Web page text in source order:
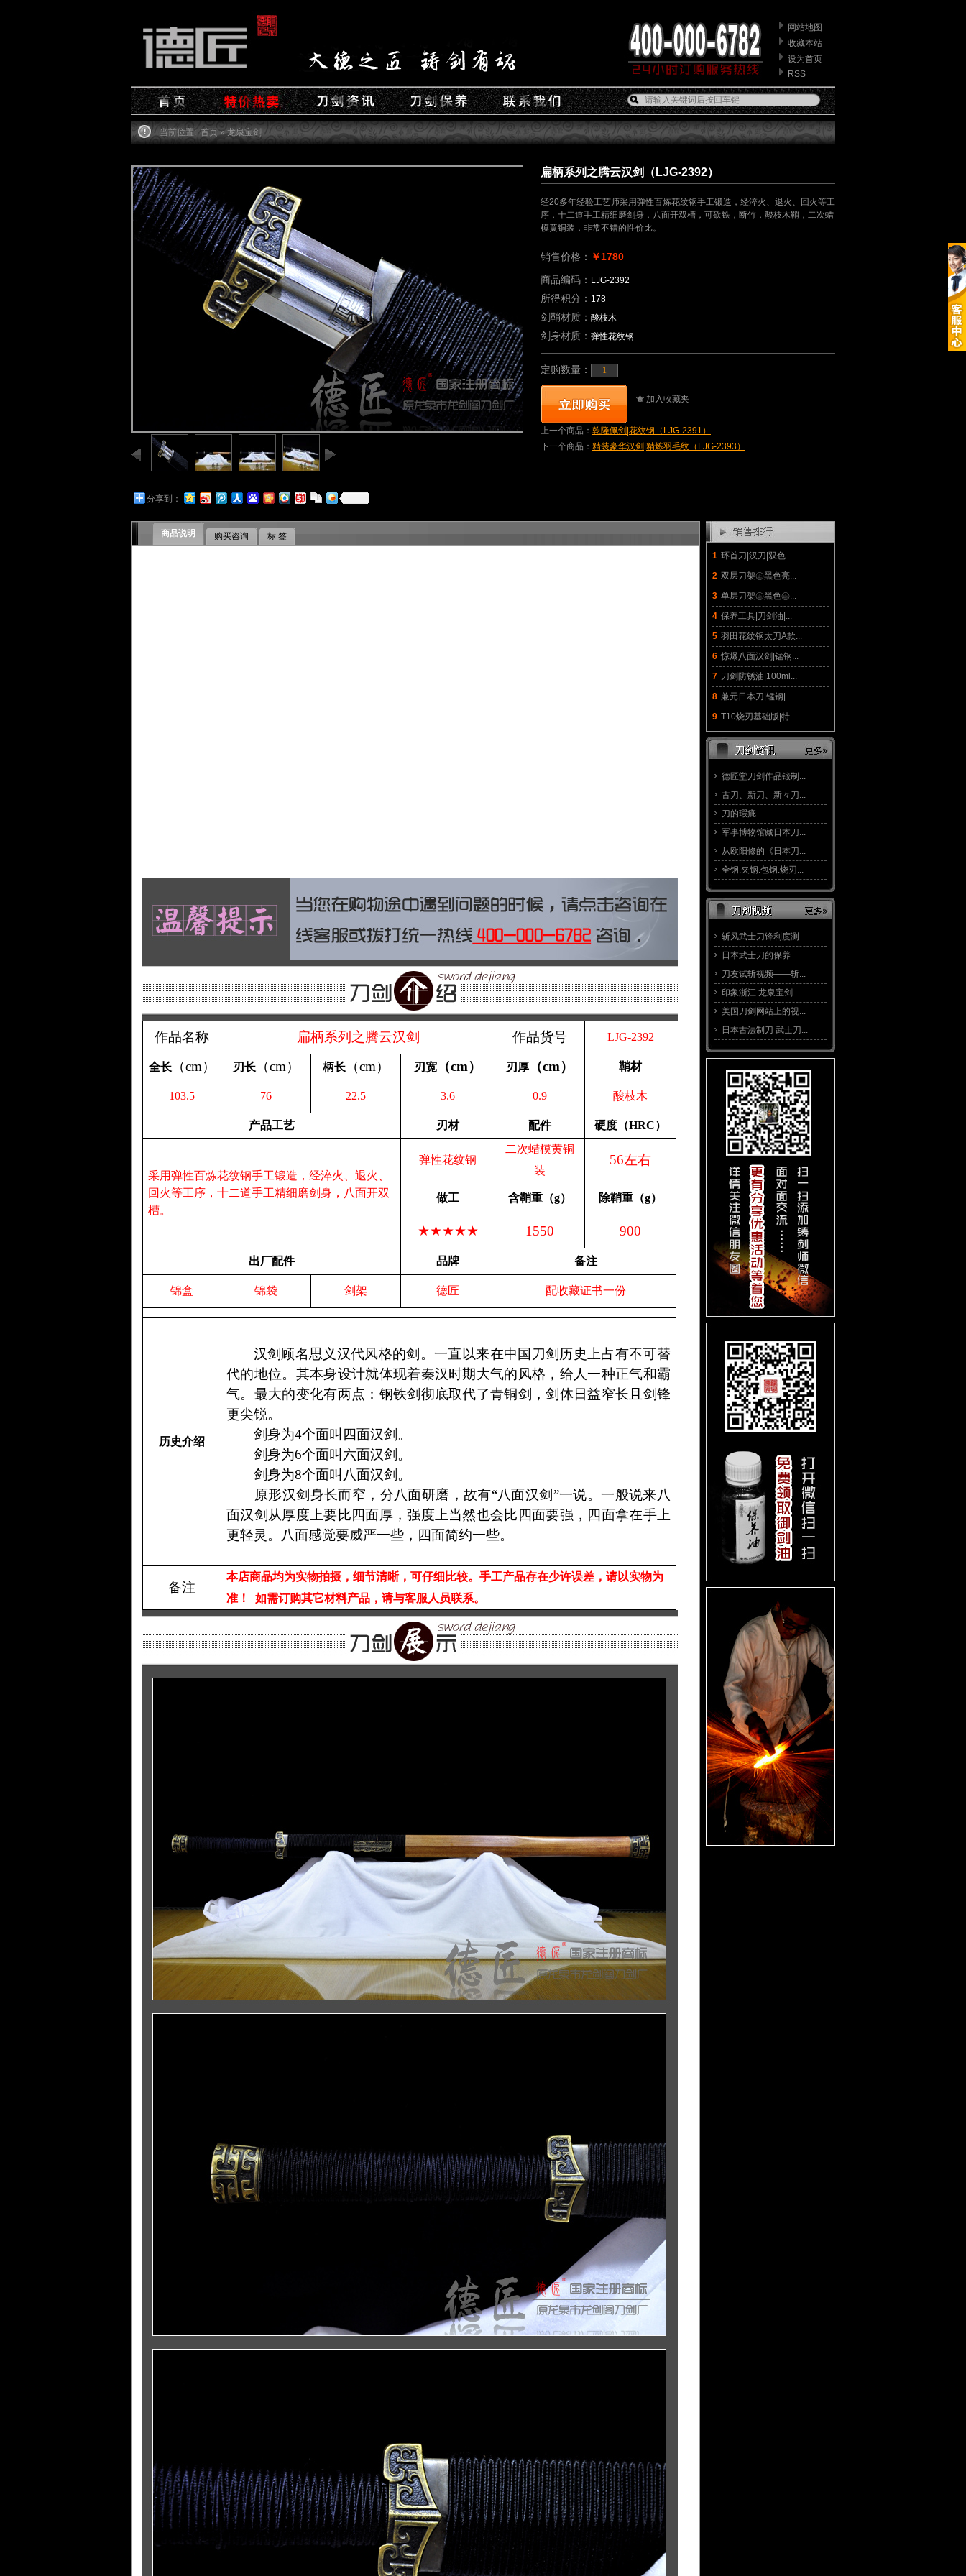
网站地图
收藏本站
设为首页
RSS
当前位置: 首页» 龙泉宝剑
分享到：
扁柄系列之腾云汉剑（LJG-2392）
经20多年经验工艺师采用弹性百炼花纹钢手工锻造，经淬火、退火、回火等工
序，十二道手工精细磨剑身，八面开双槽，可砍铁，断竹，酸枝木鞘，二次蜡
模黄铜装，非常不错的性价比。
销售价格： ￥1780
商品编码： LJG-2392
所得积分： 178
剑鞘材质： 酸枝木
剑身材质： 弹性花纹钢
定购数量：
加入收藏夹
上一个商品： 乾隆佩剑|花纹钢（LJG-2391）
下一个商品： 精装豪华汉剑|精炼羽毛纹（LJG-2393）
商品说明 购买咨询 标 签
作品名称 扁柄系列之腾云汉剑 作品货号 LJG-2392
全长（cm） 刃长（cm） 柄长（cm） 刃宽 （cm） 刃厚 （cm） 鞘材
103.5 76 22.5 3.6 0.9 酸枝木
产品工艺 刃材 配件 硬度（HRC）
采用弹性百炼花纹钢手工锻造，经淬火、退火、
回火等工序，十二道手工精细磨剑身，八面开双
槽。
弹性花纹钢
二次蜡模黄铜
装
56左右
做工 含鞘重（g） 除鞘重（g）
★★★★★ 1550 900
出厂配件 品牌 备注
锦盒 锦袋 剑架 德匠 配收藏证书一份
历史介绍
汉剑顾名思义汉代风格的剑。一直以来在中国刀剑历史上占有不可替
代的地位。其本身设计就体现着秦汉时期大气的风格，给人一种正气和霸
气。最大的变化有两点：钢铁剑彻底取代了青铜剑，剑体日益窄长且剑锋
更尖锐。
剑身为4个面叫四面汉剑。
剑身为6个面叫六面汉剑。
剑身为8个面叫八面汉剑。
原形汉剑身长而窄，分八面研磨，故有“八面汉剑”一说。一般说来八
面汉剑从厚度上要比四面厚，强度上当然也会比四面要强，四面拿在手上
更轻灵。八面感觉要威严一些，四面简约一些。
备注
本店商品均为实物拍摄，细节清晰，可仔细比较。手工产品存在少许误差，请以实物为
准！
如需订购其它材料产品，请与客服人员联系。
1 环首刀|汉刀|双色...
2 双层刀架㊣黑色亮...
3 单层刀架㊣黑色㊣...
4 保养工具|刀剑油|...
5 羽田花纹钢太刀A款...
6 惊爆八面汉剑|锰钢...
7 刀剑防锈油|100ml...
8 兼元日本刀|锰钢|...
9 T10烧刃基础版|特...
德匠堂刀剑作品锻制...
古刀、新刀、新々刀...
刀的瑕疵
军事博物馆藏日本刀...
从欧阳修的《日本刀...
全钢.夹钢.包钢.烧刃...
斩风武士刀锋利度测...
日本武士刀的保养
刀友试斩视频——斩...
印象浙江 龙泉宝剑
美国刀剑网站上的视...
日本古法制刀 武士刀...